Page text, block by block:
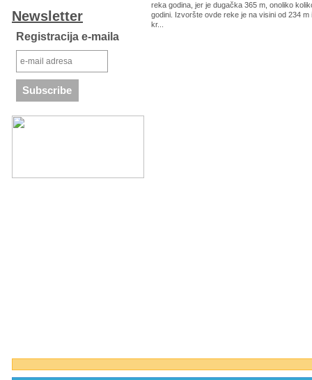
Newsletter
Registracija e-maila
reka godina, jer je dugačka 365 m, onoliko
godini. Izvoršte ovde reke je na visini od 234 m
kr...